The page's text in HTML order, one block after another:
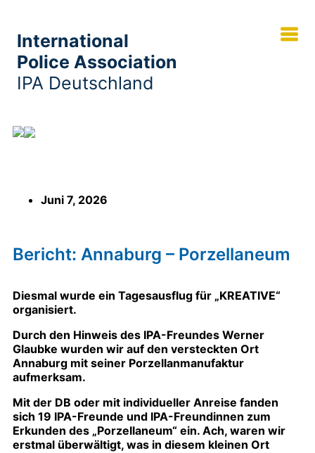
International
Police Association
IPA Deutschland
Juni 7, 2026
Bericht: Annaburg – Porzellaneum
Diesmal wurde ein Tagesausflug für „KREATIVE“
organisiert.
Durch den Hinweis des IPA-Freundes Werner
Glaubke wurden wir auf den versteckten Ort
Annaburg mit seiner Porzellanmanufaktur
aufmerksam.
Mit der DB oder mit individueller Anreise fanden
sich 19 IPA-Freunde und IPA-Freundinnen zum
Erkunden des „Porzellaneum“ ein. Ach, waren wir
erstmal überwältigt, was in diesem kleinen Ort